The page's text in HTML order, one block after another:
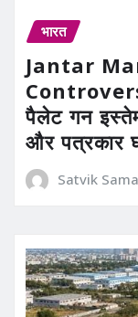
भारत
Jantar
पैलेट गन
और पत्रकार
Satvik